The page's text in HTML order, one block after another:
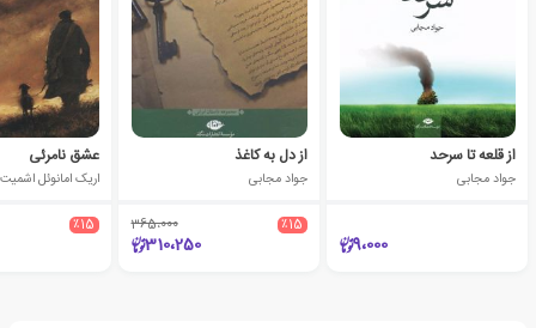
از قلعه تا سرحد
جواد مجابی
9،000
از دل به کاغذ
جواد مجابی
٪15 365،000
310،250
عشق نامرئی
اریک امانوئل اشمیت
٪15